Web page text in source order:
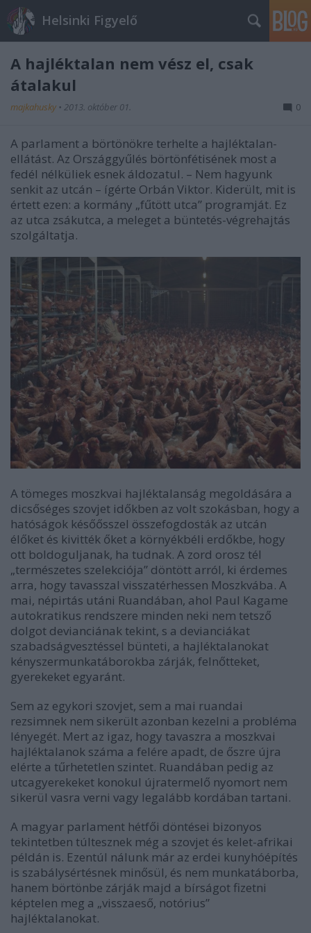
Helsinki Figyelő
A hajléktalan nem vész el, csak
átalakul
majkahusky • 2013. október 01. 0
A parlament a börtönökre terhelte a hajléktalan-
ellátást. Az Országgyűlés börtönfétisének most a
fedél nélküliek esnek áldozatul. – Nem hagyunk
senkit az utcán – ígérte Orbán Viktor. Kiderült, mit is
értett ezen: a kormány „fűtött utca” programját. Ez
az utca zsákutca, a meleget a büntetés-végrehajtás
szolgáltatja.
A tömeges moszkvai hajléktalanság megoldására a
dicsőséges szovjet időkben az volt szokásban, hogy a
hatóságok későősszel összefogdosták az utcán
élőket és kivitték őket a környékbéli erdőkbe, hogy
ott boldoguljanak, ha tudnak. A zord orosz tél
„természetes szelekciója” döntött arról, ki érdemes
arra, hogy tavasszal visszatérhessen Moszkvába. A
mai, népirtás utáni Ruandában, ahol Paul Kagame
autokratikus rendszere minden neki nem tetsző
dolgot devianciának tekint, s a devianciákat
szabadságvesztéssel bünteti, a hajléktalanokat
kényszermunkatáborokba zárják, felnőtteket,
gyerekeket egyaránt.
Sem az egykori szovjet, sem a mai ruandai
rezsimnek nem sikerült azonban kezelni a probléma
lényegét. Mert az igaz, hogy tavaszra a moszkvai
hajléktalanok száma a felére apadt, de őszre újra
elérte a tűrhetetlen szintet. Ruandában pedig az
utcagyerekeket konokul újratermelő nyomort nem
sikerül vasra verni vagy legalább kordában tartani.
A magyar parlament hétfői döntései bizonyos
tekintetben túltesznek még a szovjet és kelet-afrikai
példán is. Ezentúl nálunk már az erdei kunyhóépítés
is szabálysértésnek minősül, és nem munkatáborba,
hanem börtönbe zárják majd a bírságot fizetni
képtelen meg a „visszaeső, notórius”
hajléktalanokat.